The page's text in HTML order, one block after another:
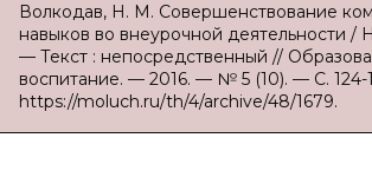
Волкодав, Н. М. Совершенствование
навыков во внеурочной деятельности /
— Текст : непосредственный //
воспитание. — 2016. — № 5 (10). — С. 124-
https://moluch.ru/th/4/archive/48/1679.